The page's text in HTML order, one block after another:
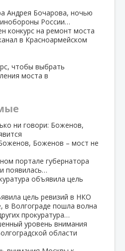
Андрея Бочарова, ночью
России…
конкурс на ремонт моста
в Красноармейском
чтобы выбрать
моста в
ни говори: Боженов,
портале губернатора
появилась…
объявила цель
в Волгограде пошла волна
прокуратура…
уровень внимания
области